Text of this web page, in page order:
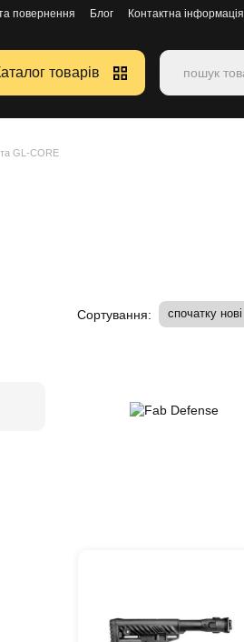
повернення Блог Контактна інформація
товарів
GL‑CORE
Сортування: спочатку нові